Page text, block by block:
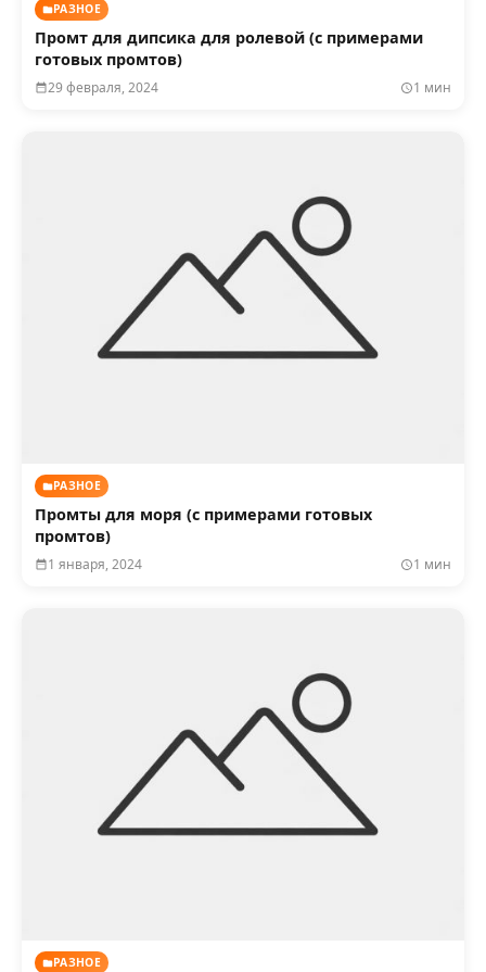
РАЗНОЕ
Промт для дипсика для ролевой (с примерами
готовых промтов)
29 февраля, 2024 1 мин
РАЗНОЕ
Промты для моря (с примерами готовых
промтов)
1 января, 2024 1 мин
РАЗНОЕ